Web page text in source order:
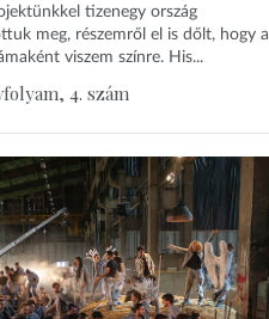
tizenegy ország
meg, részemről el is dőlt, hogy a
viszem színre. His...
4. szám